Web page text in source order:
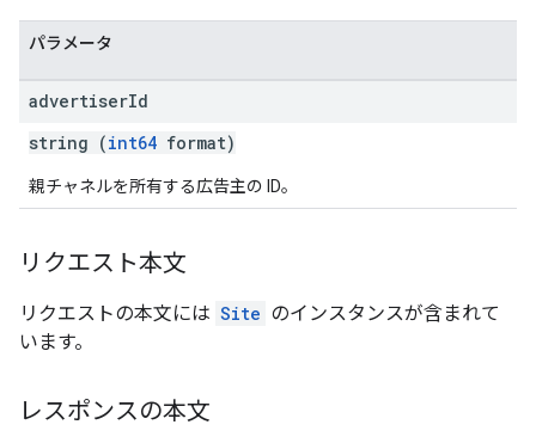
パラメータ
advertiserId
string (int64 format)
親チャネルを所有する広告主の ID。
リクエスト本文
リクエストの本文には Site のインスタンスが含まれて
います。
レスポンスの本文